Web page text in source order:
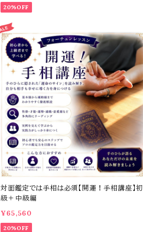
20%OFF
対面鑑定では手相は必須【開運！手相講座】初
級＋中級編
¥65,560
20%OFF